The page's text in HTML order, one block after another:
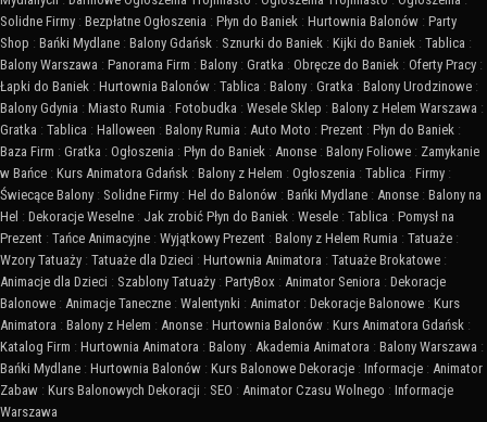
Solidne Firmy : Bezpłatne Ogłoszenia : Płyn do Baniek : Hurtownia Balonów : Party
Shop : Bańki Mydlane : Balony Gdańsk : Sznurki do Baniek : Kijki do Baniek : Tablica :
Balony Warszawa : Panorama Firm : Balony : Gratka : Obręcze do Baniek : Oferty Pracy :
Łapki do Baniek : Hurtownia Balonów : Tablica : Balony : Gratka : Balony Urodzinowe :
Balony Gdynia : Miasto Rumia : Fotobudka : Wesele Sklep : Balony z Helem Warszawa :
Gratka : Tablica : Halloween : Balony Rumia : Auto Moto : Prezent : Płyn do Baniek :
Baza Firm : Gratka : Ogłoszenia : Płyn do Baniek : Anonse : Balony Foliowe : Zamykanie
w Bańce : Kurs Animatora Gdańsk : Balony z Helem : Ogłoszenia : Tablica : Firmy :
Świecące Balony : Solidne Firmy : Hel do Balonów : Bańki Mydlane : Anonse : Balony na
Hel : Dekoracje Weselne : Jak zrobić Płyn do Baniek : Wesele : Tablica : Pomysł na
Prezent : Tańce Animacyjne : Wyjątkowy Prezent : Balony z Helem Rumia : Tatuaże :
Wzory Tatuaży : Tatuaże dla Dzieci : Hurtownia Animatora : Tatuaże Brokatowe :
Animacje dla Dzieci : Szablony Tatuaży : PartyBox : Animator Seniora : Dekoracje
Balonowe : Animacje Taneczne : Walentynki : Animator : Dekoracje Balonowe : Kurs
Animatora : Balony z Helem : Anonse : Hurtownia Balonów : Kurs Animatora Gdańsk :
Katalog Firm : Hurtownia Animatora : Balony : Akademia Animatora : Balony Warszawa :
Bańki Mydlane : Hurtownia Balonów : Kurs Balonowe Dekoracje : Informacje : Animator
Zabaw : Kurs Balonowych Dekoracji : SEO : Animator Czasu Wolnego : Informacje
Warszawa